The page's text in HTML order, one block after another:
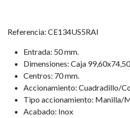
Referencia: CE134US5RAI
Entrada: 50 mm.
Dimensiones: Caja
Centros: 70 mm.
Accionamiento: Cuadradillo/
Tipo accionamiento: Manilla/
Acabado: Inox